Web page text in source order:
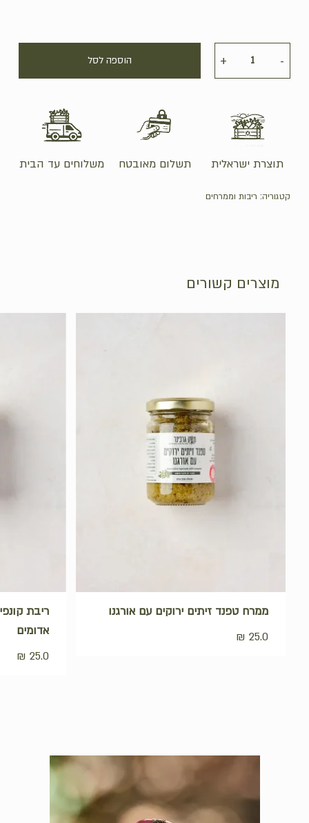
הוספה לסל
משלוחים עד הבית תשלום מאובטח תוצרת ישראלית
קטגוריה: ריבות וממרחים
מוצרים קשורים
ממרח טפנד זיתים ירוקים עם אורגנו
₪ 25.0
ריבת
אדומים
₪ 25.0